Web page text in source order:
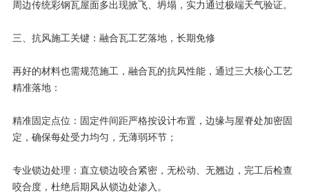
周边传统彩钢瓦屋面多出现掀飞、坍塌，实力通过极端天气验证。
三、抗风施工关键：融合瓦工艺落地，长期免修
再好的材料也需规范施工，融合瓦的抗风性能，通过三大核心工艺
精准落地：
精准固定点位：固定件间距严格按设计布置，边缘与屋脊处加密固
定，确保每处受力均匀，无薄弱环节；
专业锁边处理：直立锁边咬合紧密，无松动、无翘边，完工后检查
咬合度，杜绝后期风从锁边处渗入。